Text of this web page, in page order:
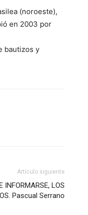
(noroeste),
en 2003 por
bautizos y
Artículo siguiente
INFORMARSE, LOS
Pascual Serrano